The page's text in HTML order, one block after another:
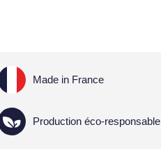
Made in France
Production éco-responsable